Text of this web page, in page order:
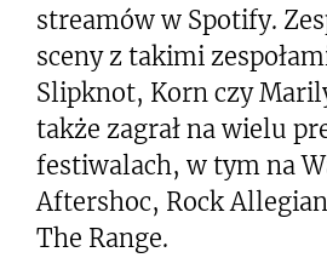
streamów w Spotify.
sceny z takimi
Slipknot, Korn czy
także zagrał na wielu
festiwalach, w tym na
Aftershoc, Rock
The Range.